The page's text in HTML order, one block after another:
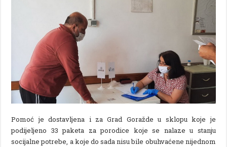
Pomoć je dostavljena i za Grad Goražde u sklopu koje je
podijeljeno 33 paketa za porodice koje se nalaze u stanju
socijalne potrebe, a koje do sada nisu bile obuhvaćene nijednom